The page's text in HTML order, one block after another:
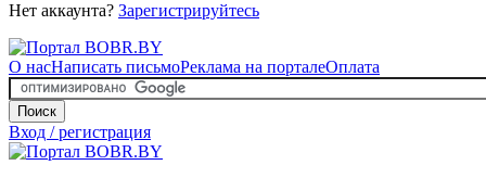
Нет аккаунта? Зарегистрируйтесь
О насНаписать письмоРеклама на порталеОплата
Поиск
Вход / регистрация